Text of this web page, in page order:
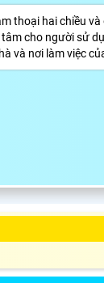
thoại hai chiều
cho người sử
và nơi làm việc